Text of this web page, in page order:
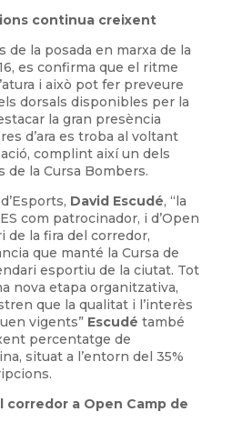
continua creixent
de la posada en marxa de la
es confirma que el ritme
i això pot fer preveure
dorsals disponibles per la
la gran presència
d’ara es troba al voltant
complint així un dels
la Cursa Bombers.
David Escudé, “la
com patrocinador, i d’Open
de la fira del corredor,
que manté la Cursa de
esportiu de la ciutat. Tot
nova etapa organitzativa,
que la qualitat i l’interès
vigents” Escudé també
percentatge de
situat a l’entorn del 35%
corredor a Open Camp de